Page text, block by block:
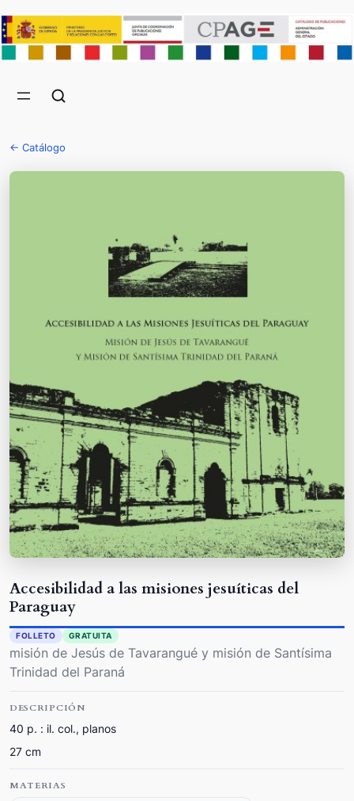
← Catálogo
Accesibilidad a las misiones jesuíticas del
Paraguay
FOLLETO GRATUITA
misión de Jesús de Tavarangué y misión de Santísima
Trinidad del Paraná
DESCRIPCIÓN
40 p. : il. col., planos
27 cm
MATERIAS